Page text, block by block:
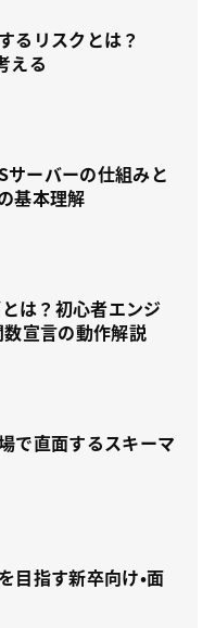
るリスクとは？
える
サーバーの仕組みと
基本理解
は？初心者エンジ
数宣言の動作解説
で直面するスキーマ
目指す新卒向け・面